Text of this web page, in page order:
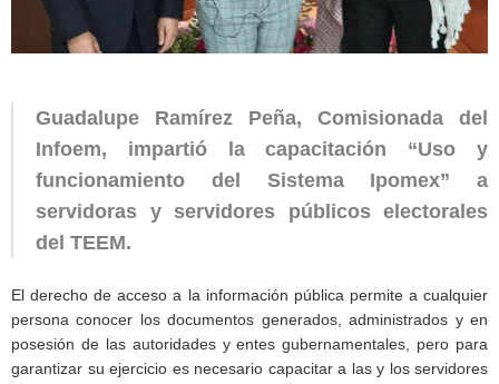
Guadalupe Ramírez Peña, Comisionada del
Infoem, impartió la capacitación “Uso y
funcionamiento del Sistema Ipomex” a
servidoras y servidores públicos electorales
del TEEM.
El derecho de acceso a la información pública permite a cualquier
persona conocer los documentos generados, administrados y en
posesión de las autoridades y entes gubernamentales, pero para
garantizar su ejercicio es necesario capacitar a las y los servidores